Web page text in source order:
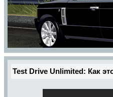
Test Drive Unlimited: Как